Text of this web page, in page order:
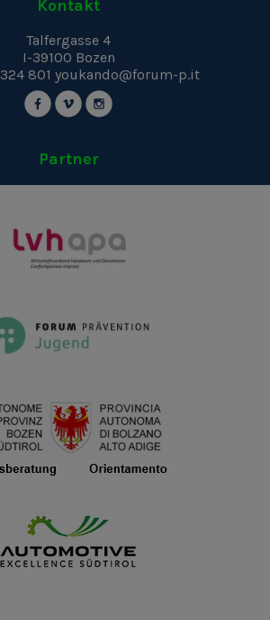
Kontakt
Talfergasse 4
I-39100 Bozen
801 youkando@forum-p.it
Partner